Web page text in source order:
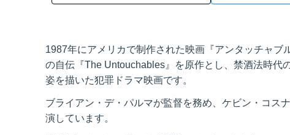
1987年にアメリカで制作された映画『アンタッチャ
の自伝『The Untouchables』を原作とし、禁酒法時代
姿を描いた犯罪ドラマ映画です。
ブライアン・デ・パルマが監督を務め、ケビン・コス
演しています。